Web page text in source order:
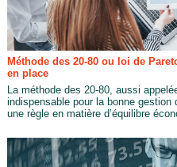
Méthode des 20-80 ou loi de
en place
La méthode des 20-80, aussi
indispensable pour la bonne gestion
une règle en matière d’équilibre